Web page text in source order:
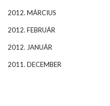
2012. MÁRCIUS
2012. FEBRUÁR
2012. JANUÁR
2011. DECEMBER